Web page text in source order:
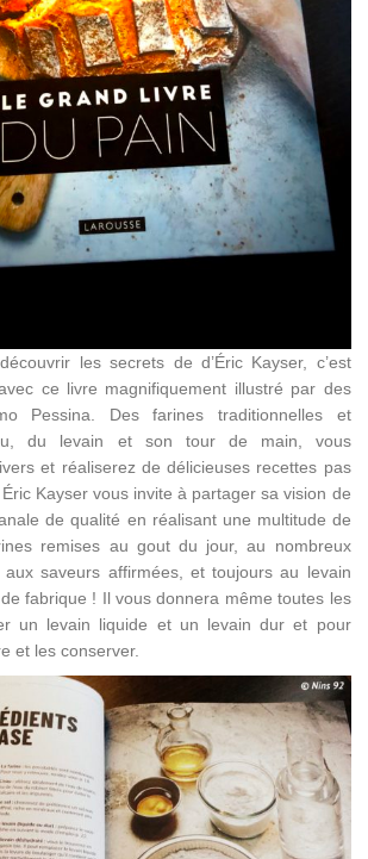
les secrets de d’Éric Kayser, c’est
ce livre magnifiquement illustré par des
Pessina. Des farines traditionnelles et
du levain et son tour de main, vous
et réaliserez de délicieuses recettes pas
Kayser vous invite à partager sa vision de
de qualité en réalisant une multitude de
remises au gout du jour, au nombreux
saveurs affirmées, et toujours au levain
fabrique ! Il vous donnera même toutes les
un levain liquide et un levain dur et pour
et les conserver.